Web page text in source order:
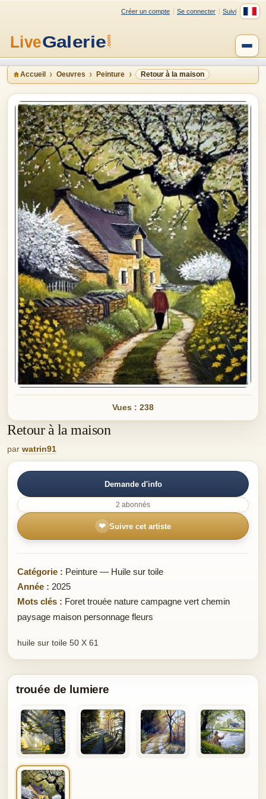
Créer un compte Se connecter Suivi
Accueil Oeuvres Peinture Retour à la maison
Vues : 238
Retour à la maison
par watrin91
Demande d'info
2 abonnés
❤ Suivre cet artiste
Catégorie : Peinture — Huile sur toile
Année : 2025
Mots clés : Foret trouée nature campagne vert chemin
paysage maison personnage fleurs
huile sur toile 50 X 61
trouée de lumiere